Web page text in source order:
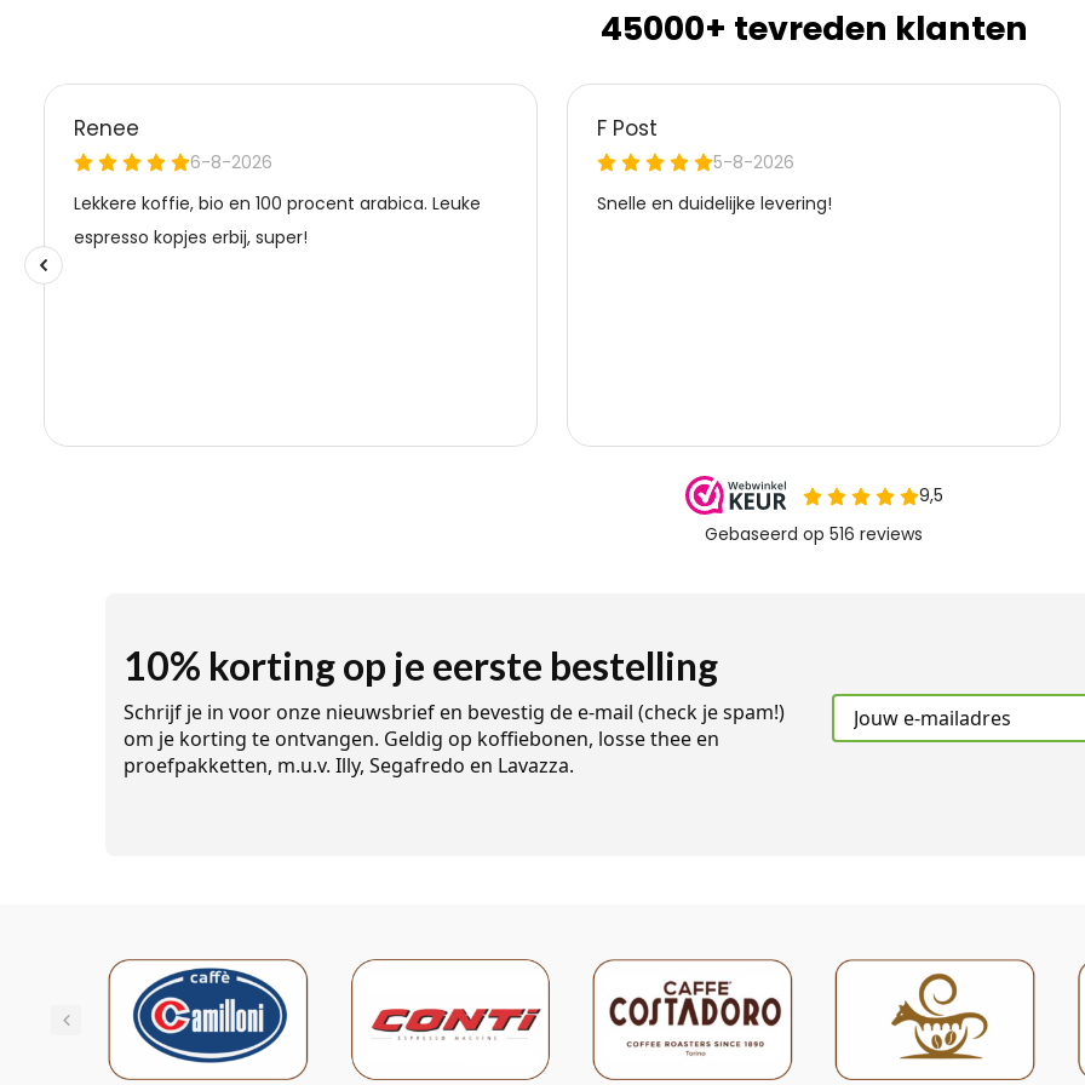
45000+ tevreden klanten
10% korting op je eerste bestelling
Schrijf je in voor onze nieuwsbrief en bevestig de e-mail (check je spam!)
om je korting te ontvangen. Geldig op koffiebonen, losse thee en
proefpakketten, m.u.v. Illy, Segafredo en Lavazza.